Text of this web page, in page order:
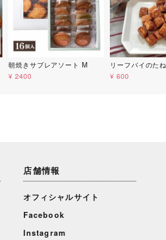
朝焼きサブレアソート M
¥ 2400
リーフパイのたね
¥ 600
店舗情報
オフィシャルサイト
Facebook
Instagram